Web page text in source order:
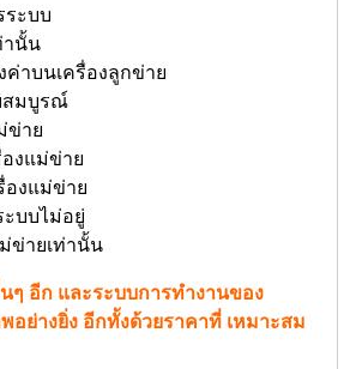
ระบบ
านั้น
ค่าบนเครื่องลูกข่าย
สมบูรณ์
ข่าย
องแม่ข่าย
องแม่ข่าย
บบไม่อยู่
ข่ายเท่านั้น
อีก และระบบการทำงานของ
ย่างยิ่ง อีกทั้งด้วยราคาที่ เหมาะสม